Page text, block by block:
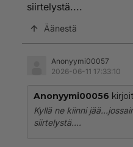
siirtelystä....
Äänestä
Anonyymi00057
2026-06-11 17:33:10
Anonyymi00056
Kyllä ne kiinni
siirtelystä....